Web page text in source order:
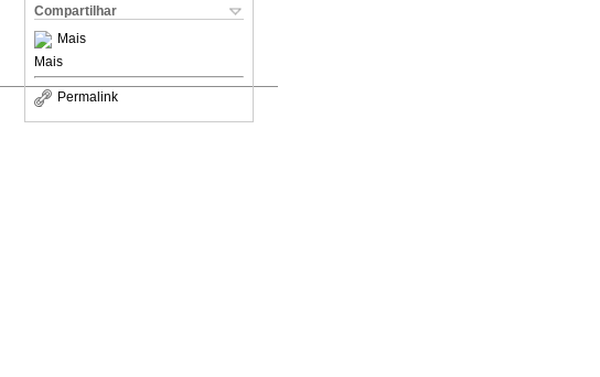
Compartilhar
Mais
Mais
Permalink